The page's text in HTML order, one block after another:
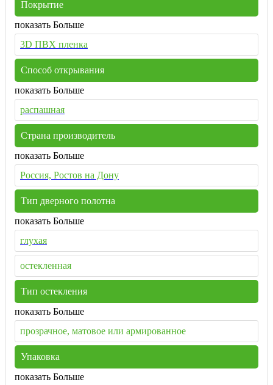
Покрытие
показать Больше
3D ПВХ пленка
Способ открывания
показать Больше
распашная
Страна производитель
показать Больше
Россия, Ростов на Дону
Тип дверного полотна
показать Больше
глухая
остекленная
Тип остекления
показать Больше
прозрачное, матовое или армированное
Упаковка
показать Больше